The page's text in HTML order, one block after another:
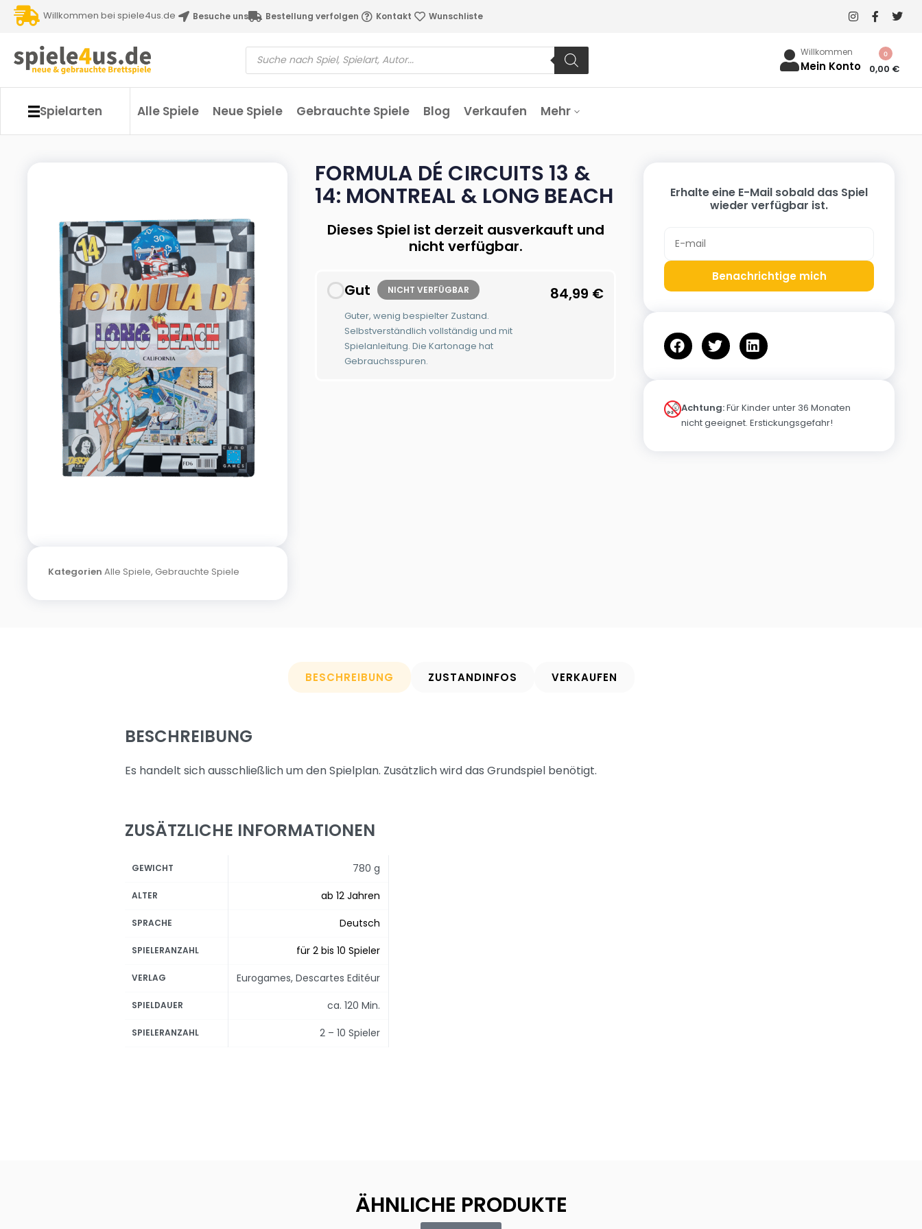
Willkommen bei spiele4us.de Besuche uns Bestellung verfolgen Kontakt Wunschliste
Willkommen
Mein Konto 0,00 €
0
Spielarten Alle Spiele Neue Spiele Gebrauchte Spiele Blog Verkaufen Mehr
Kategorien Alle Spiele, Gebrauchte Spiele
FORMULA DÉ CIRCUITS 13 &
14: MONTREAL & LONG BEACH
Dieses Spiel ist derzeit ausverkauft und
nicht verfügbar.
Gut NICHT VERFÜGBAR
Guter, wenig bespielter Zustand.
Selbstverständlich vollständig und mit
Spielanleitung. Die Kartonage hat
Gebrauchsspuren.
84,99 €
Erhalte eine E-Mail sobald das Spiel
wieder verfügbar ist.
Benachrichtige mich
Achtung:Für Kinder unter 36 Monaten
nicht geeignet. Erstickungsgefahr!
BESCHREIBUNG ZUSTANDINFOS VERKAUFEN
BESCHREIBUNG
Es handelt sich ausschließlich um den Spielplan. Zusätzlich wird das Grundspiel benötigt.
ZUSÄTZLICHE INFORMATIONEN
GEWICHT 780 g
ALTER ab 12 Jahren
SPRACHE Deutsch
SPIELERANZAHL für 2 bis 10 Spieler
VERLAG Eurogames, Descartes Editéur
SPIELDAUER ca. 120 Min.
SPIELERANZAHL 2 – 10 Spieler
ÄHNLICHE PRODUKTE